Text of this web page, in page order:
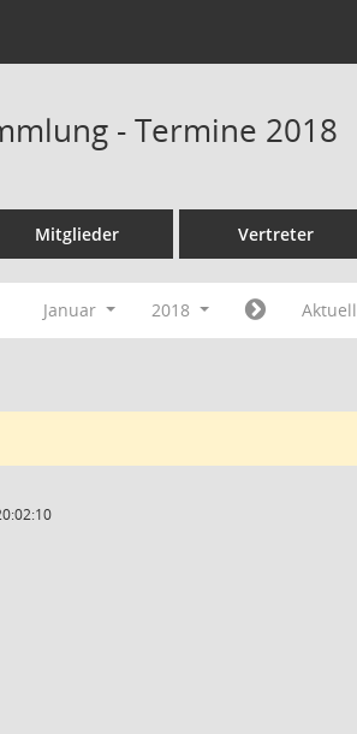
- Termine 2018
Mitglieder Vertreter
Januar 2018 Aktuell